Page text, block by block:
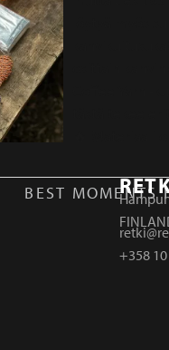
BEST MOMENTS
+358